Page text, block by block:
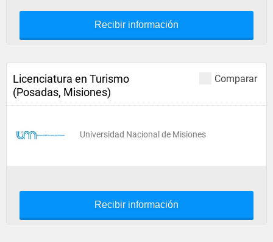
Recibir información
Comparar
Licenciatura en Turismo
(Posadas, Misiones)
Universidad Nacional de Misiones
Recibir información